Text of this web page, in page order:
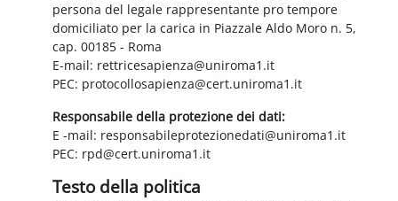
persona del legale rappresentante pro tempore
domiciliato per la carica in Piazzale Aldo Moro n. 5,
cap. 00185 - Roma
E-mail: rettricesapienza@uniroma1.it
PEC: protocollosapienza@cert.uniroma1.it
Responsabile della protezione dei dati:
E -mail: responsabileprotezionedati@uniroma1.it
PEC: rpd@cert.uniroma1.it
Testo della politica